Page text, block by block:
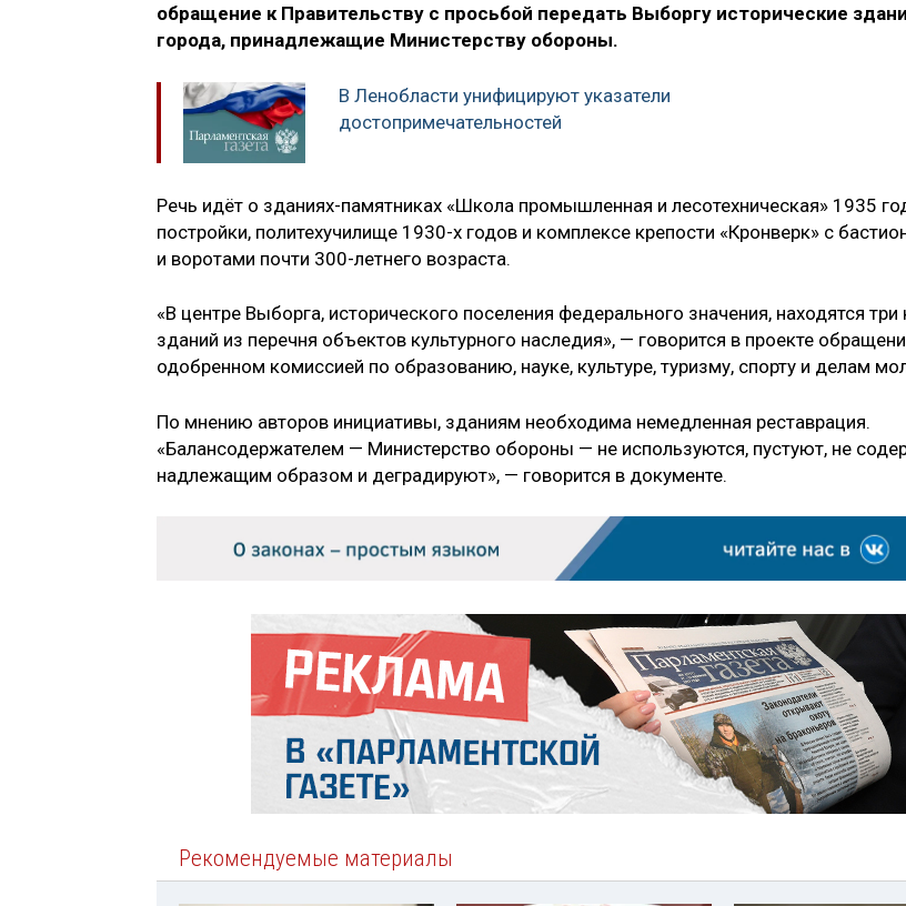
обращение к Правительству с просьбой передать Выборгу исторические
города, принадлежащие Министерству обороны.
В Ленобласти унифицируют указатели
достопримечательностей
Речь идёт о зданиях-памятниках «Школа промышленная и лесотехническая» 1935
постройки, политехучилище 1930-х годов и комплексе крепости «Кронверк» с
и воротами почти 300-летнего возраста.
«В центре Выборга, исторического поселения федерального значения, находятся
зданий из перечня объектов культурного наследия», — говорится в проекте
одобренном комиссией по образованию, науке, культуре, туризму, спорту и делам
По мнению авторов инициативы, зданиям необходима немедленная реставрация.
«Балансодержателем — Министерство обороны — не используются, пустуют, не
надлежащим образом и деградируют», — говорится в документе.
Рекомендуемые материалы